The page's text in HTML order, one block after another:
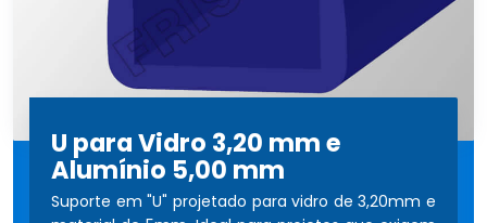
U para Vidro 3,20 mm e
Alumínio 5,00 mm
Suporte em "U" projetado para vidro de 3,20mm e